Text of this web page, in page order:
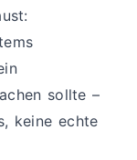
sollte –
keine echte